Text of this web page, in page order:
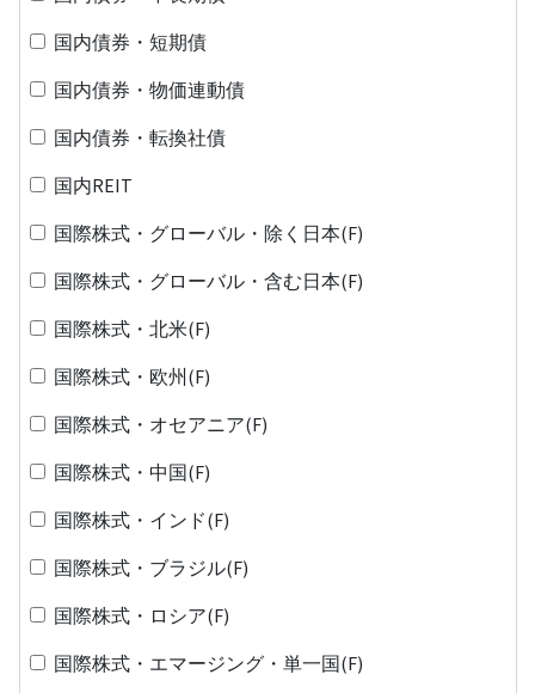
国内債券・短期債
国内債券・物価連動債
国内債券・転換社債
国内REIT
国際株式・グローバル・除く日本(F)
国際株式・グローバル・含む日本(F)
国際株式・北米(F)
国際株式・欧州(F)
国際株式・オセアニア(F)
国際株式・中国(F)
国際株式・インド(F)
国際株式・ブラジル(F)
国際株式・ロシア(F)
国際株式・エマージング・単一国(F)